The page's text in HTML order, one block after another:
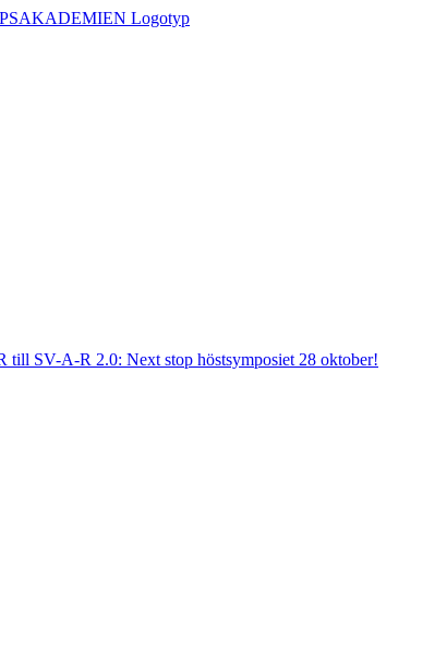
till SV-A-R 2.0: Next stop höstsymposiet 28 oktober!